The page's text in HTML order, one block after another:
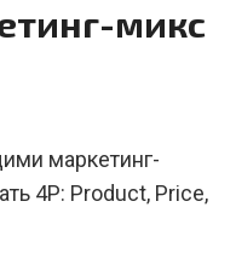
микс
маркетинг-
4P: Product, Price,